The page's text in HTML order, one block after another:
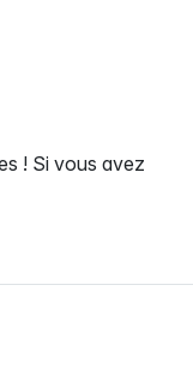
! Si vous avez